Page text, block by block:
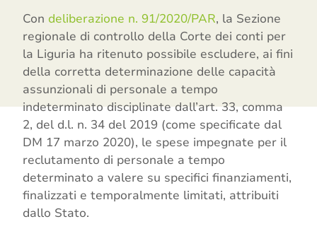
Con deliberazione n. 91/2020/PAR, la Sezione
regionale di controllo della Corte dei conti per
la Liguria ha ritenuto possibile escludere, ai fini
della corretta determinazione delle capacità
assunzionali di personale a tempo
indeterminato disciplinate dall’art. 33, comma
2, del d.l. n. 34 del 2019 (come specificate dal
DM 17 marzo 2020), le spese impegnate per il
reclutamento di personale a tempo
determinato a valere su specifici finanziamenti,
finalizzati e temporalmente limitati, attribuiti
dallo Stato.